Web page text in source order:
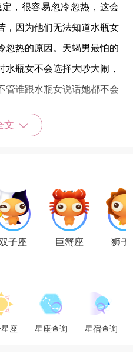
，很容易忽冷忽热 ，这会
，因为他们无法知道水瓶女
忽热的原因。 天蝎男最怕的
瓶女不会选择大吵大闹，
管谁跟水瓶女说话她都不会
现子爱情上，尽管天蝎男
绝无情 的步伐。一旦水瓶女
变的。所以在感情中，水瓶
手，没有再复合的可能。天
明出处
文
子座 巨蟹座 狮子
星座 星座查询 星宿查询